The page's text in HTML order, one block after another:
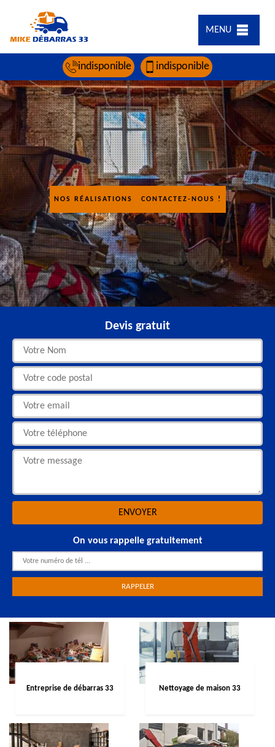
MENU
indisponible indisponible
NOS RÉALISATIONS CONTACTEZ-NOUS !
Devis gratuit
On vous rappelle gratuitement
Entreprise de débarras 33 Nettoyage de maison 33